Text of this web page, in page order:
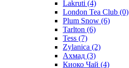
Lakruti (4)
London Tea Club (0)
Plum Snow (6)
Tarlton (6)
Tess (7)
Zylanica (2)
Ахмад (3)
Киоко Чай (4)